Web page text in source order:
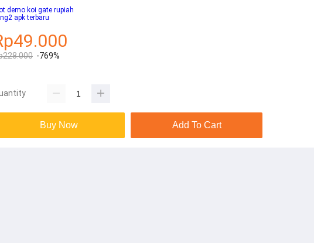
demo koi gate rupiah
apk terbaru
-769%
Buy Now Add To Cart